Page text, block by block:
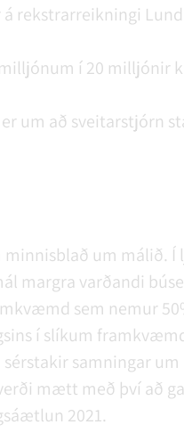
í 20 milljónir
um að sveitarstjórn
minnisblað um málið.
margra varðandi
sem nemur
í slíkum
samningar
mætt með því að
2021.